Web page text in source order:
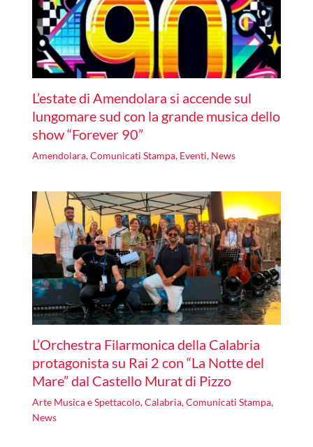
L’estate di Amendolara si accende sul
lungomare sud con la grande musica dello
show “Forever 90”
Amendolara,Comunicati Stampa, Eventi, News
L’Orchestra Filarmonica della Calabria
protagonista su Rai 2 con “La Notte del
Mare” dal Castello Murat di Pizzo
Arte Musica e Spettacolo,Calabria,Comunicati Stampa,
News